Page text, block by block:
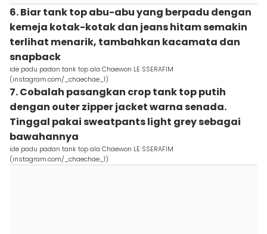
6. Biar tank top abu-abu yang berpadu dengan
kemeja kotak-kotak dan jeans hitam semakin
terlihat menarik, tambahkan kacamata dan
snapback
ide padu padan tank top ala Chaewon LE SSERAFIM
(instagram.com/_chaechae_1)
7. Cobalah pasangkan crop tank top putih
dengan outer zipper jacket warna senada.
Tinggal pakai sweatpants light grey sebagai
bawahannya
ide padu padan tank top ala Chaewon LE SSERAFIM
(instagram.com/_chaechae_1)